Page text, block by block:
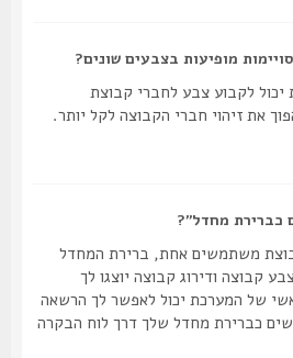
מופיעות בצבעים שונים?
לקבוע צבע לחברי קבוצת
זיהוי חברי הקבוצה לקל יותר.
מחדל”?
משתמשים אחת, ברירת המחדל
ודירוג קבוצה יוצגו לך
המערכת יכול לאפשר לך הרשאה
מחדל שלך דרך לוח הבקרה